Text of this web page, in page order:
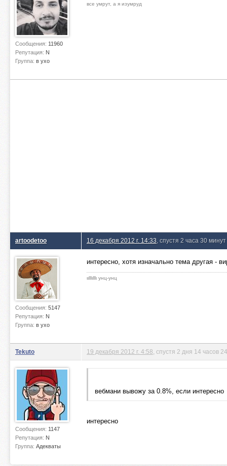
Сообщения: 11960
Репутация: N
Группа: в ухо
все умрут, а я изумруд
artoodetoo
Сообщения: 5147
Репутация: N
Группа: в ухо
16 декабря 2012 г. 14:33 , спустя 2 часа 30
интересно, хотя изначально тема другая -
ιιlllιlllι унц-унц
Tekuto
Сообщения: 1147
Репутация: N
Группа: Адекваты
19 декабря 2012 г. 4:58 , спустя 2 дня 14 часов
вебмани вывожу за 0.8%, если интересно
интересно